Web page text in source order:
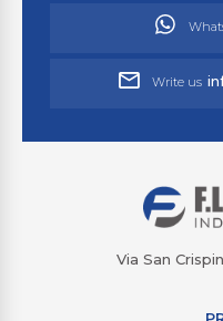
Write us
Via San